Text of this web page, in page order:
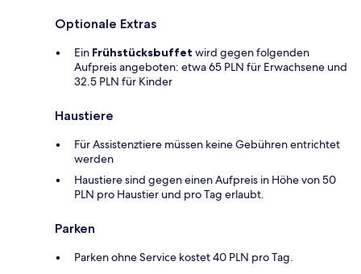
Optionale Extras
Ein Frühstücksbuffet wird gegen folgenden
Aufpreis angeboten: etwa 65 PLN für Erwachsene und
32.5 PLN für Kinder
Haustiere
Für Assistenztiere müssen keine Gebühren entrichtet
werden
Haustiere sind gegen einen Aufpreis in Höhe von 50
PLN pro Haustier und pro Tag erlaubt.
Parken
Parken ohne Service kostet 40 PLN pro Tag.